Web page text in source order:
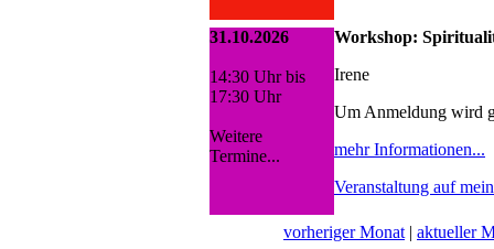
31.10.2026
14:30 Uhr bis
17:30 Uhr
Weitere
Termine...
Workshop:
Irene
Um Anmeldung wird
mehr Informationen...
Veranstaltung auf
vorheriger Monat | aktueller